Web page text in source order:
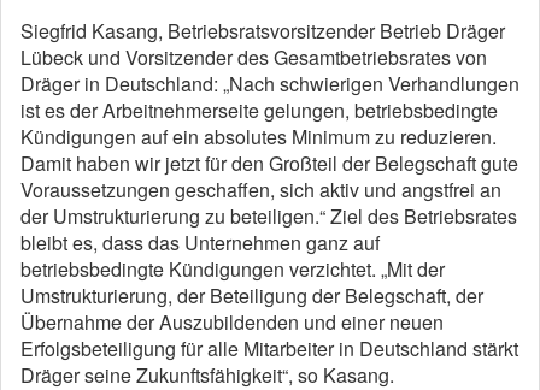
Siegfrid Kasang, Betriebsratsvorsitzender Betrieb Dräger
Lübeck und Vorsitzender des Gesamtbetriebsrates von
Dräger in Deutschland: „Nach schwierigen Verhandlungen
ist es der Arbeitnehmerseite gelungen, betriebsbedingte
Kündigungen auf ein absolutes Minimum zu reduzieren.
Damit haben wir jetzt für den Großteil der Belegschaft gute
Voraussetzungen geschaffen, sich aktiv und angstfrei an
der Umstrukturierung zu beteiligen.“ Ziel des Betriebsrates
bleibt es, dass das Unternehmen ganz auf
betriebsbedingte Kündigungen verzichtet. „Mit der
Umstrukturierung, der Beteiligung der Belegschaft, der
Übernahme der Auszubildenden und einer neuen
Erfolgsbeteiligung für alle Mitarbeiter in Deutschland stärkt
Dräger seine Zukunftsfähigkeit“, so Kasang.